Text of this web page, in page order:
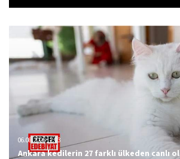
06.08.2026 12:23
Ankara kedilerin 27 farklı ülkeden canlı